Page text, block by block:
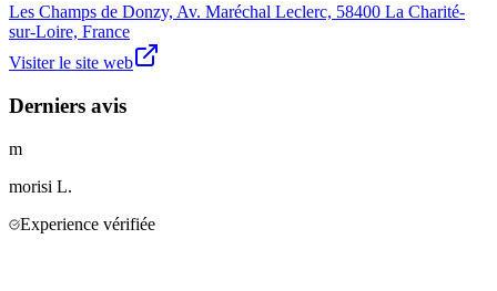
Les Champs de Donzy, Av. Maréchal Leclerc, 58400 La Charité-
sur-Loire, France
Visiter le site web
Derniers avis
m
morisi L.
Experience vérifiée